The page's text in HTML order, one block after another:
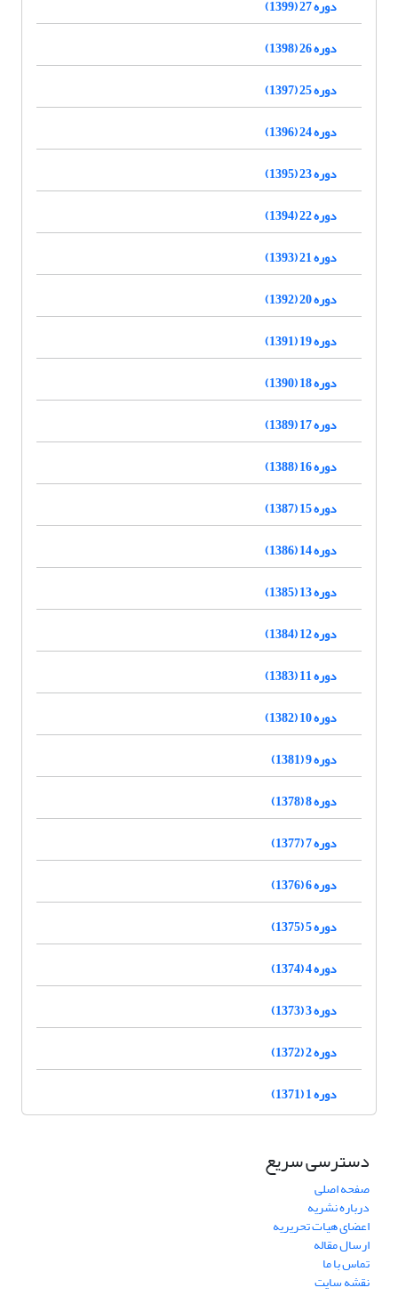
دوره 27 (1399)
دوره 26 (1398)
دوره 25 (1397)
دوره 24 (1396)
دوره 23 (1395)
دوره 22 (1394)
دوره 21 (1393)
دوره 20 (1392)
دوره 19 (1391)
دوره 18 (1390)
دوره 17 (1389)
دوره 16 (1388)
دوره 15 (1387)
دوره 14 (1386)
دوره 13 (1385)
دوره 12 (1384)
دوره 11 (1383)
دوره 10 (1382)
دوره 9 (1381)
دوره 8 (1378)
دوره 7 (1377)
دوره 6 (1376)
دوره 5 (1375)
دوره 4 (1374)
دوره 3 (1373)
دوره 2 (1372)
دوره 1 (1371)
دسترسی سریع
صفحه اصلی
درباره نشریه
اعضای هیات تحریریه
ارسال مقاله
تماس با ما
نقشه سایت